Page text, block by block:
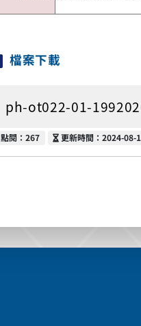
檔案下載
ph-ot022-01-
點閱
點閱：267 更新時間
更新時間：2024-08-